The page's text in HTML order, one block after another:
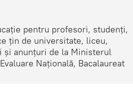
pentru profesori, studenți,
țin de universitate, liceu,
și anunțuri de la Ministerul
Națională, Bacalaureat